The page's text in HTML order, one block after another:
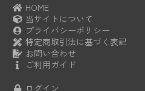
HOME
当サイトについて
プライバシーポリシー
特定商取引法に基づく表記
お問い合わせ
ご利用ガイド
ログイン